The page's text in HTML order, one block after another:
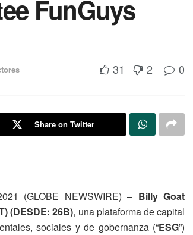
FunGuys
31 2 0
Share on Twitter
(GLOBE NEWSWIRE) – Billy Goat
(DESDE: 26B), una plataforma de capital
sociales y de gobernanza (“ESG”)